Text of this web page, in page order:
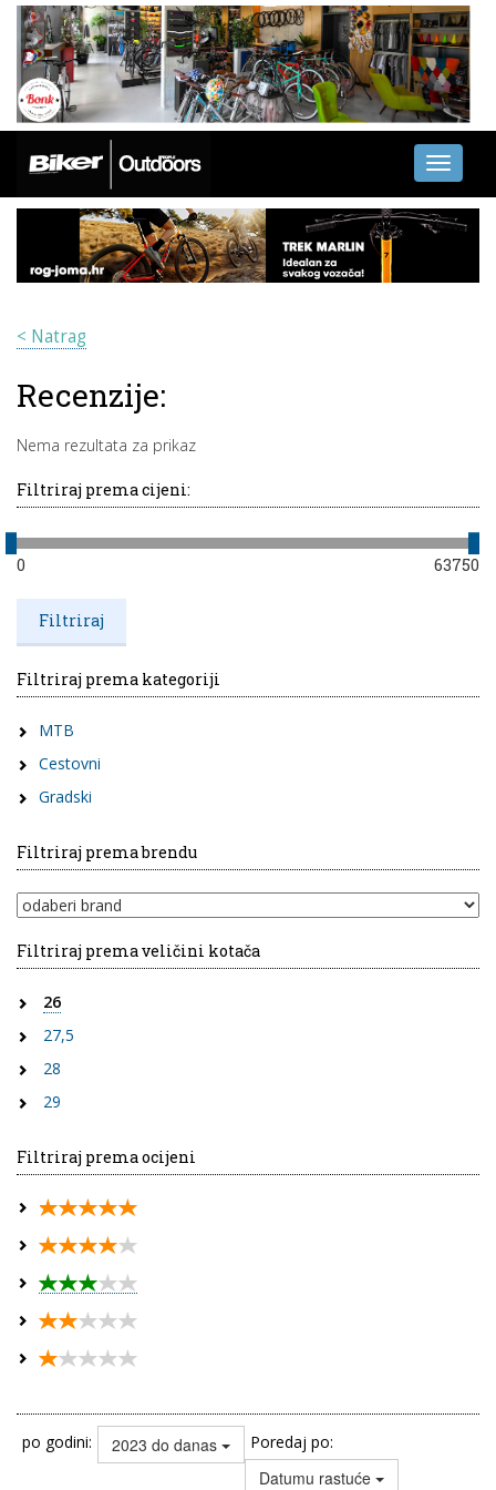
Toggle
< Natrag
Recenzije:
Nema rezultata za prikaz
Filtriraj prema cijeni:
0 63750
Filtriraj prema kategoriji
MTB
Cestovni
Gradski
Filtriraj prema brendu
Filtriraj prema veličini kotača
26
27,5
28
29
Filtriraj prema ocijeni
po godini: 2023 do danas Poredaj po:
Datumu rastuće